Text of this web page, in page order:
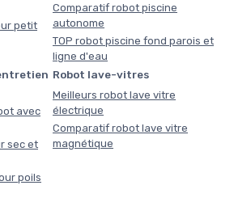
petit
Comparatif robot piscine
autonome
TOP robot piscine fond parois et
ligne d'eau
avec
sec et
poils
Robot lave-vitres
Meilleurs robot lave vitre
électrique
Comparatif robot lave vitre
magnétique